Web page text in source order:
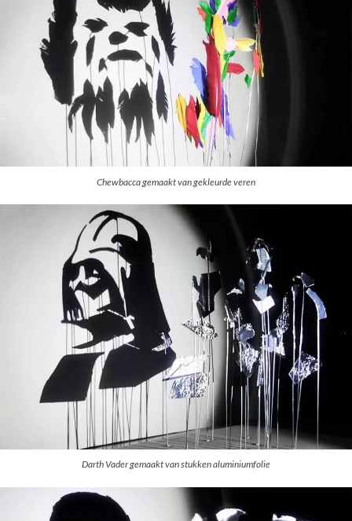
Chewbacca gemaakt van gekleurde veren
Darth Vader gemaakt van stukken aluminiumfolie